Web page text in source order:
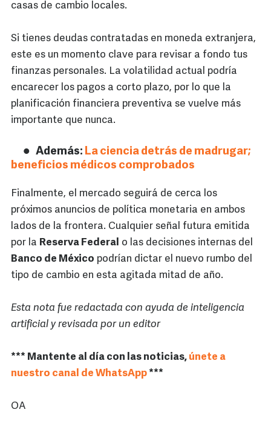
casas de cambio locales.
Si tienes deudas contratadas en moneda extranjera,
este es un momento clave para revisar a fondo tus
finanzas personales. La volatilidad actual podría
encarecer los pagos a corto plazo, por lo que la
planificación financiera preventiva se vuelve más
importante que nunca.
Además: La ciencia detrás de madrugar;
beneficios médicos comprobados
Finalmente, el mercado seguirá de cerca los
próximos anuncios de política monetaria en ambos
lados de la frontera. Cualquier señal futura emitida
por la Reserva Federal o las decisiones internas del
Banco de México podrían dictar el nuevo rumbo del
tipo de cambio en esta agitada mitad de año.
Esta nota fue redactada con ayuda de inteligencia
artificial y revisada por un editor
*** Mantente al día con las noticias, únete a
nuestro canal de WhatsApp***
OA